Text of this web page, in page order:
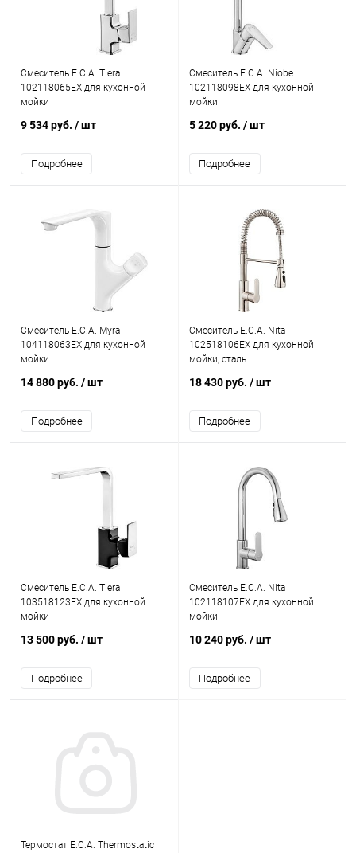
Смеситель E.C.A. Tiera
102118065EX для кухонной
мойки
9 534 руб. / шт
Подробнее
Смеситель E.C.A. Niobe
102118098EX для кухонной
мойки
5 220 руб. / шт
Подробнее
Смеситель E.C.A. Myra
104118063EX для кухонной
мойки
14 880 руб. / шт
Подробнее
Смеситель E.C.A. Nita
102518106EX для кухонной
мойки, сталь
18 430 руб. / шт
Подробнее
Смеситель E.C.A. Tiera
103518123EX для кухонной
мойки
13 500 руб. / шт
Подробнее
Смеситель E.C.A. Nita
102118107EX для кухонной
мойки
10 240 руб. / шт
Подробнее
Термостат E.C.A. Thermostatic